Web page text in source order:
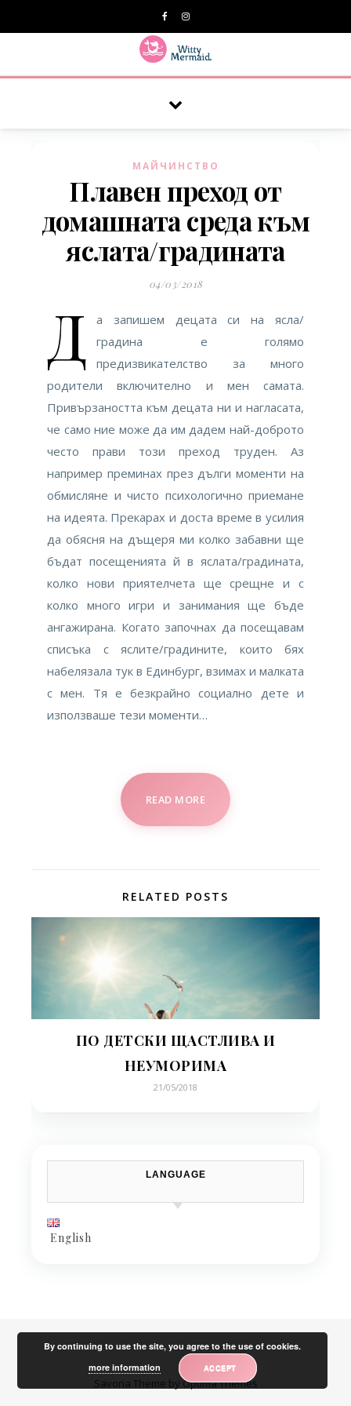
МАЙЧИНСТВО
Плавен преход от
домашната среда към
яслата/градината
04/03/2018
Д
а запишем децата си на ясла/
градина е голямо
предизвикателство за много
родители включително и мен самата.
Привързаността към децата ни и нагласата,
че само ние може да им дадем най-доброто
често прави този преход труден. Аз
например преминах през дълги моменти на
обмисляне и чисто психологично приемане
на идеята. Прекарах и доста време в усилия
да обясня на дъщеря ми колко забавни ще
бъдат посещенията й в яслата/градината,
колко нови приятелчета ще срещне и с
колко много игри и занимания ще бъде
ангажирана. Когато започнах да посещавам
списъка с яслите/градините, които бях
набелязала тук в Единбург, взимах и малката
с мен. Тя е безкрайно социално дете и
използваше тези моменти…
READ MORE
RELATED POSTS
ПО ДЕТСКИ ЩАСТЛИВА И
НЕУМОРИМА
21/05/2018
LANGUAGE
English
Savona Theme byOptima Themes
By continuing to use the site, you agree to the use of cookies.
more information
ACCEPT